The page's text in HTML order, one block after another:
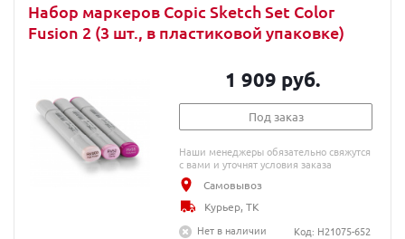
Набор маркеров Copic Sketch Set Color
Fusion 2 (3 шт., в пластиковой упаковке)
1 909 руб.
Под заказ
Наши менеджеры обязательно свяжутся
с вами и уточнят условия заказа
Самовывоз
Курьер, ТК
Нет в наличии
Код: H21075-652